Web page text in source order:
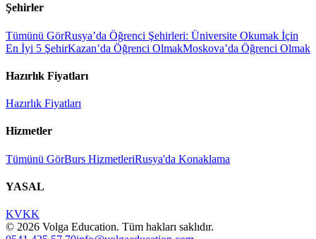
Şehirler
Tümünü GörRusya’da Öğrenci Şehirleri: Üniversite Okumak İçin
En İyi 5 ŞehirKazan’da Öğrenci OlmakMoskova’da Öğrenci Olmak
Hazırlık Fiyatları
Hazırlık Fiyatları
Hizmetler
Tümünü GörBurs HizmetleriRusya'da Konaklama
YASAL
KVKK
© 2026 Volga Education. Tüm hakları saklıdır.